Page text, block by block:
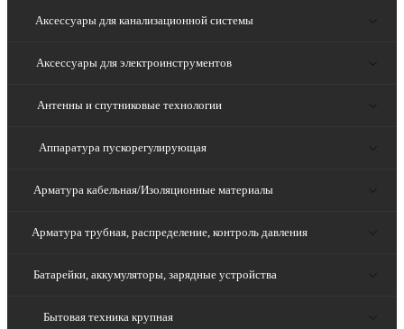
Аксессуары для канализационной системы
Аксессуары для электроинструментов
Антенны и спутниковые технологии
Аппаратура пускорегулирующая
Арматура кабельная/Изоляционные материалы
Арматура трубная, распределение, контроль давления
Батарейки, аккумуляторы, зарядные устройства
Бытовая техника крупная